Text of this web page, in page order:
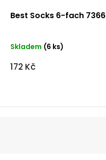
Best Socks 6-fach 7366
Skladem (6 ks)
172 Kč